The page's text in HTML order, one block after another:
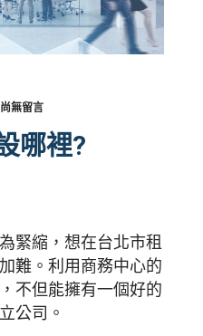
尚無留言
哪裡?
緊縮，想在台北市租
難。利用商務中心的
不但能擁有一個好的
公司。